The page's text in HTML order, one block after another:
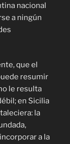
nacional
a ningún
que el
resumir
le resulta
en Sicilia
la
a la